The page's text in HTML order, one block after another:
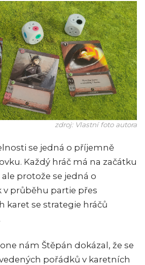
zdroj: Vlastní foto autora
se jedná o příjemně
Každý hráč má na začátku
protože se jedná o
průběhu partie přes
karet se strategie hráčů
nám Štěpán dokázal, že se
pořádků v karetních